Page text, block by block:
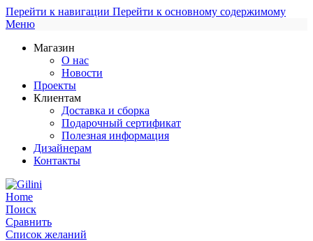
Перейти к навигации Перейти к основному содержимому
Меню
Магазин
О нас
Новости
Проекты
Клиентам
Доставка и сборка
Подарочный сертификат
Полезная информация
Дизайнерам
Контакты
Поиск
Сравнить
Список желаний